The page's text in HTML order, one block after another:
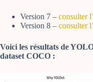
Version 7 – consulter
Version 8 – consulter
Voici les résultats de
dataset COCO :